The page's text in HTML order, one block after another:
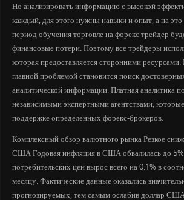
Но анализировать информацию с высокой
каждый, для этого нужны навыки и опыт, а на
период обучения торговле на форекс трейдер
финансовые потери. Поэтому все трейдеры
которая предоставляется сторонними ресурсами.
главной проблемой становится поиск
аналитической информации. Платная аналитика
независимыми экспертными агентствами,
поддержке определенных форекс-брокеров.
Комплексный обзор валютного рынка Резкое
США Годовая инфляция в США обвалилась до
потребительских цен вырос всего на 0.1% в
месяцу. Фактические данные оказались
прогнозируемых, тем самым ослабив доллар